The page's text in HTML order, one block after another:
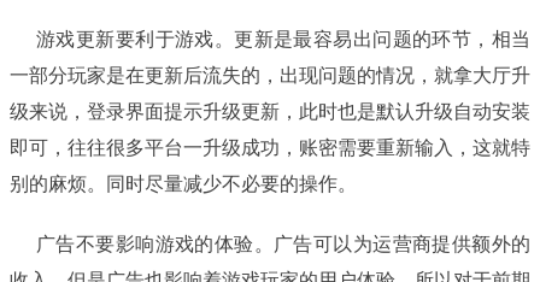
游戏更新要利于游戏。更新是最容易出问题的环节，相当
一部分玩家是在更新后流失的，出现问题的情况，就拿大厅升
级来说，登录界面提示升级更新，此时也是默认升级自动安装
即可，往往很多平台一升级成功，账密需要重新输入，这就特
别的麻烦。同时尽量减少不必要的操作。
广告不要影响游戏的体验。广告可以为运营商提供额外的